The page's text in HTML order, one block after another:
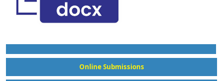
Online Submissions